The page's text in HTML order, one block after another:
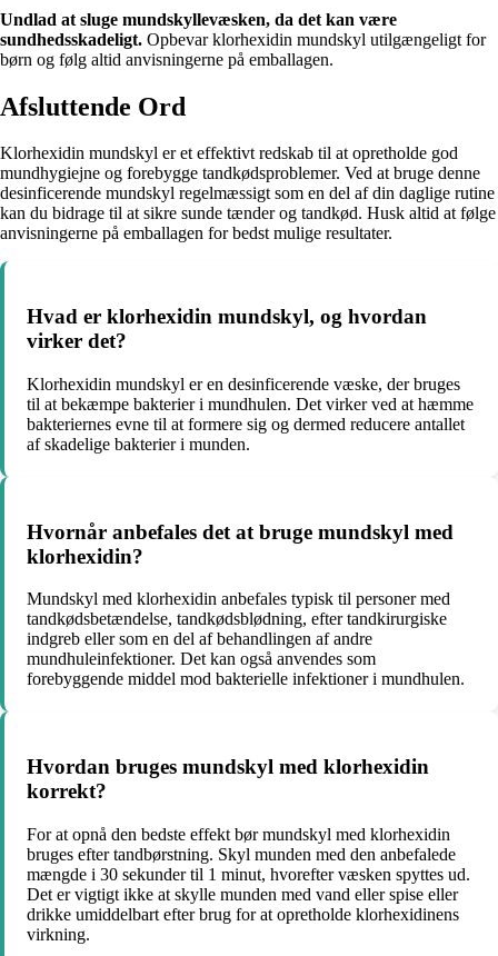
Undlad at sluge mundskyllevæsken, da det kan være
sundhedsskadeligt. Opbevar klorhexidin mundskyl utilgængeligt for
børn og følg altid anvisningerne på emballagen.
Afsluttende Ord
Klorhexidin mundskyl er et effektivt redskab til at opretholde god
mundhygiejne og forebygge tandkødsproblemer. Ved at bruge denne
desinficerende mundskyl regelmæssigt som en del af din daglige rutine
kan du bidrage til at sikre sunde tænder og tandkød. Husk altid at følge
anvisningerne på emballagen for bedst mulige resultater.
Hvad er klorhexidin mundskyl, og hvordan
virker det?
Klorhexidin mundskyl er en desinficerende væske, der bruges
til at bekæmpe bakterier i mundhulen. Det virker ved at hæmme
bakteriernes evne til at formere sig og dermed reducere antallet
af skadelige bakterier i munden.
Hvornår anbefales det at bruge mundskyl med
klorhexidin?
Mundskyl med klorhexidin anbefales typisk til personer med
tandkødsbetændelse, tandkødsblødning, efter tandkirurgiske
indgreb eller som en del af behandlingen af andre
mundhuleinfektioner. Det kan også anvendes som
forebyggende middel mod bakterielle infektioner i mundhulen.
Hvordan bruges mundskyl med klorhexidin
korrekt?
For at opnå den bedste effekt bør mundskyl med klorhexidin
bruges efter tandbørstning. Skyl munden med den anbefalede
mængde i 30 sekunder til 1 minut, hvorefter væsken spyttes ud.
Det er vigtigt ikke at skylle munden med vand eller spise eller
drikke umiddelbart efter brug for at opretholde klorhexidinens
virkning.